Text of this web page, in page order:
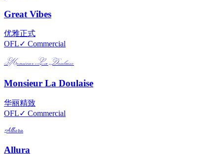
Great Vibes
优雅正式
OFL✓ Commercial
Monsieur La Doulaise
Monsieur La Doulaise
华丽精致
OFL✓ Commercial
Allura
Allura